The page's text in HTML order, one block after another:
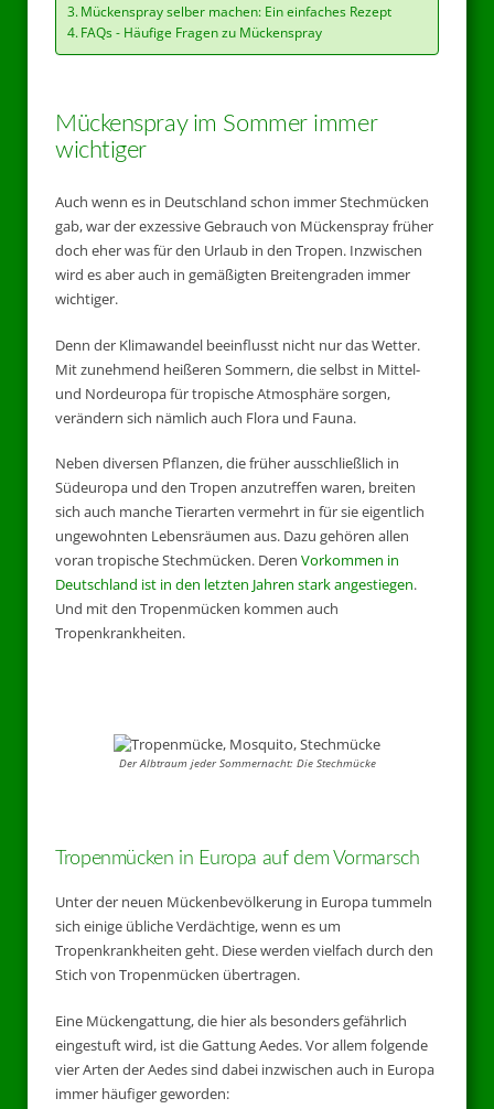
Mückenspray selber machen: Ein einfaches Rezept
FAQs - Häufige Fragen zu Mückenspray
Mückenspray im Sommer immer
wichtiger
Auch wenn es in Deutschland schon immer Stechmücken
gab, war der exzessive Gebrauch von Mückenspray früher
doch eher was für den Urlaub in den Tropen. Inzwischen
wird es aber auch in gemäßigten Breitengraden immer
wichtiger.
Denn der Klimawandel beeinflusst nicht nur das Wetter.
Mit zunehmend heißeren Sommern, die selbst in Mittel-
und Nordeuropa für tropische Atmosphäre sorgen,
verändern sich nämlich auch Flora und Fauna.
Neben diversen Pflanzen, die früher ausschließlich in
Südeuropa und den Tropen anzutreffen waren, breiten
sich auch manche Tierarten vermehrt in für sie eigentlich
ungewohnten Lebensräumen aus. Dazu gehören allen
voran tropische Stechmücken. Deren Vorkommen in
Deutschland ist in den letzten Jahren stark angestiegen.
Und mit den Tropenmücken kommen auch
Tropenkrankheiten.
Der Albtraum jeder Sommernacht: Die Stechmücke
Tropenmücken in Europa auf dem Vormarsch
Unter der neuen Mückenbevölkerung in Europa tummeln
sich einige übliche Verdächtige, wenn es um
Tropenkrankheiten geht. Diese werden vielfach durch den
Stich von Tropenmücken übertragen.
Eine Mückengattung, die hier als besonders gefährlich
eingestuft wird, ist die Gattung Aedes. Vor allem folgende
vier Arten der Aedes sind dabei inzwischen auch in Europa
immer häufiger geworden: